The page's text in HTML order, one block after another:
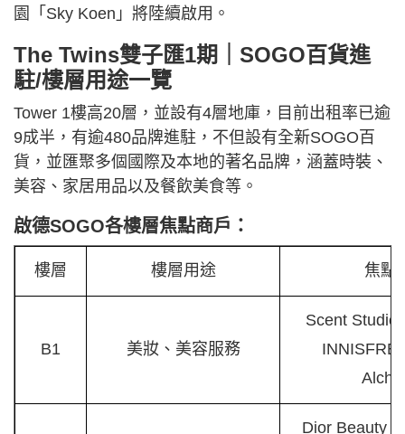
園「Sky Koen」將陸續啟用。
The Twins雙子匯1期｜SOGO百貨進
駐/樓層用途一覽
Tower 1樓高20層，並設有4層地庫，目前出租率已逾
9成半，有逾480品牌進駐，不但設有全新SOGO百
貨，並匯聚多個國際及本地的著名品牌，涵蓋時裝、
美容、家居用品以及餐飲美食等。
啟德SOGO各樓層焦點商戶：
樓層 樓層用途 焦點
B1 美妝、美容服務
Scent Studio
Dior Beauty